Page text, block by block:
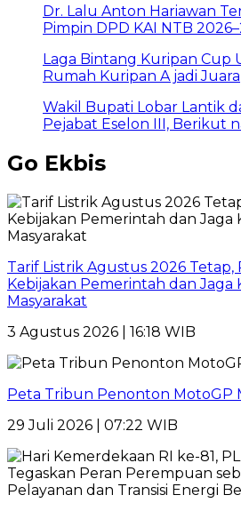
Dr. Lalu Anton Hariawan
Pimpin DPD KAI NTB
Laga Bintang Kuripan Cup
Rumah Kuripan A jadi Juara
Wakil Bupati Lobar Lantik
Pejabat Eselon III, Berikut
Go Ekbis
Tarif Listrik Agustus 2026 Tetap,
Kebijakan Pemerintah dan Jaga
Masyarakat
3 Agustus 2026 | 16:18 WIB
Peta Tribun Penonton MotoGP
29 Juli 2026 | 07:22 WIB